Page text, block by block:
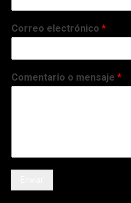
Correo electrónico*
Comentario o mensaje*